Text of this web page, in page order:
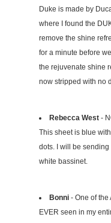
Duke is made by
where I found the
remove the shine
for a minute before
the rejuvenate shine
now stripped with no
Rebecca West -
This sheet is blue
dots. I will be
white bassinet.
Bonni - One of the
EVER seen in my